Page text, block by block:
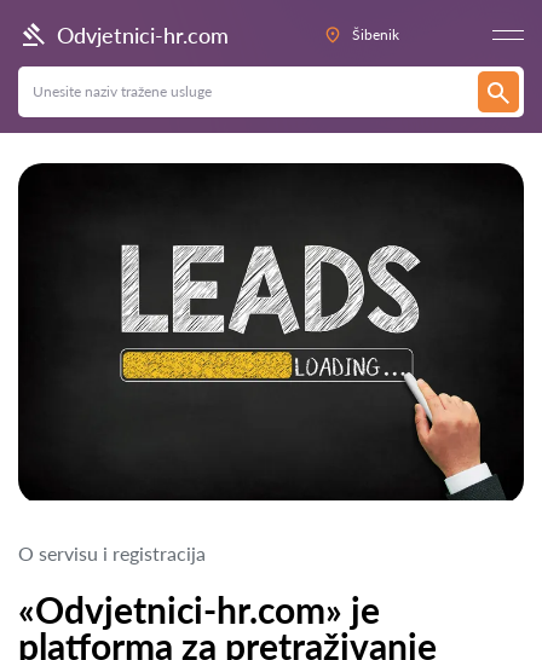
Odvjetnici-hr.com Šibenik
O servisu i registracija
«Odvjetnici-hr.com» je
platforma za pretraživanje